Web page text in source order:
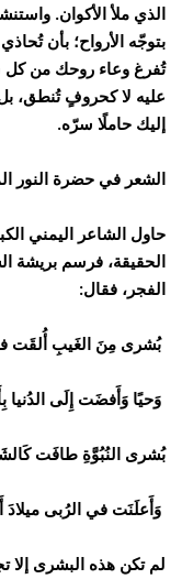
الذي ملأ الأكوان.
بتوجّه الأرواح؛ بأن
تُفرغ وعاء روحك من كل
عليه لا كحروفٍ تُنطق،
إليك حاملًا سرّه.
الشعر في حضرة النور
حاول الشاعر اليمني
الحقيقة، فرسم بريشة
الفجر، فقال:
بُشرى مِنَ الغَيبِ أُلقَت
وَحيًا وَأَفضَت إِلَى الدُنيا
بُشرى النُبُوَّةِ طافَت
وَأَعلَنَت في الرُبى ميلادَ
لم تكن هذه البشرى إلا